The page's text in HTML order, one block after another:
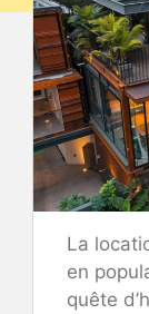
La
en
quête